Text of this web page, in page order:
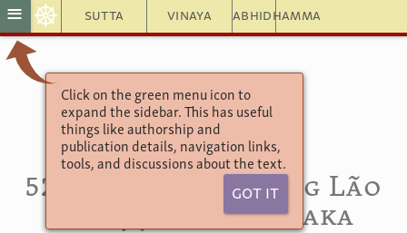
Sutta Vinaya Abhidhamma
≡ ☸
Click on the green menu icon to
expand the sidebar. This has useful
things like authorship and
publication details, navigation links,
tools, and discussions about the text.
Got It
THÁNH NHÂN KÝ SỰ
C. Trưởng Lão Ký Sự:
TẬP HAI
LIII. PHẨM TIṆADĀYAKA:
529. Ký Sự về Trưởng Lão
Āmaṇḍaphaladāyaka